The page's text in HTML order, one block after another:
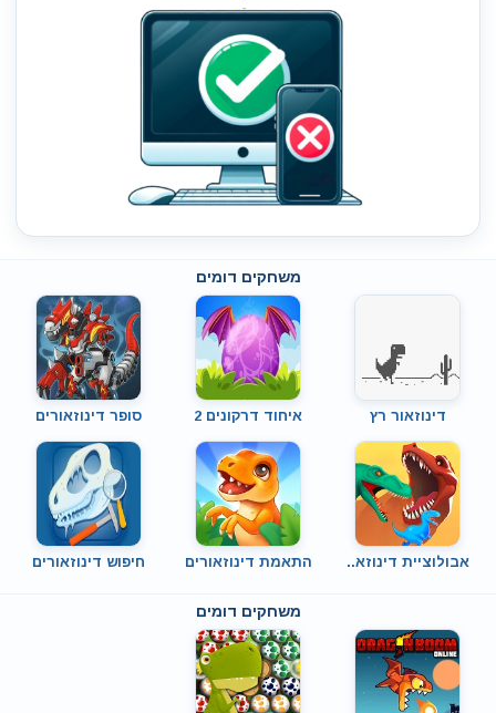
משחקים דומים
דינוזאור רץ איחוד דרקונים 2 סופר דינוזאורים
אבולוציית דינוזא.. התאמת דינוזאורים חיפוש דינוזאורים
משחקים דומים